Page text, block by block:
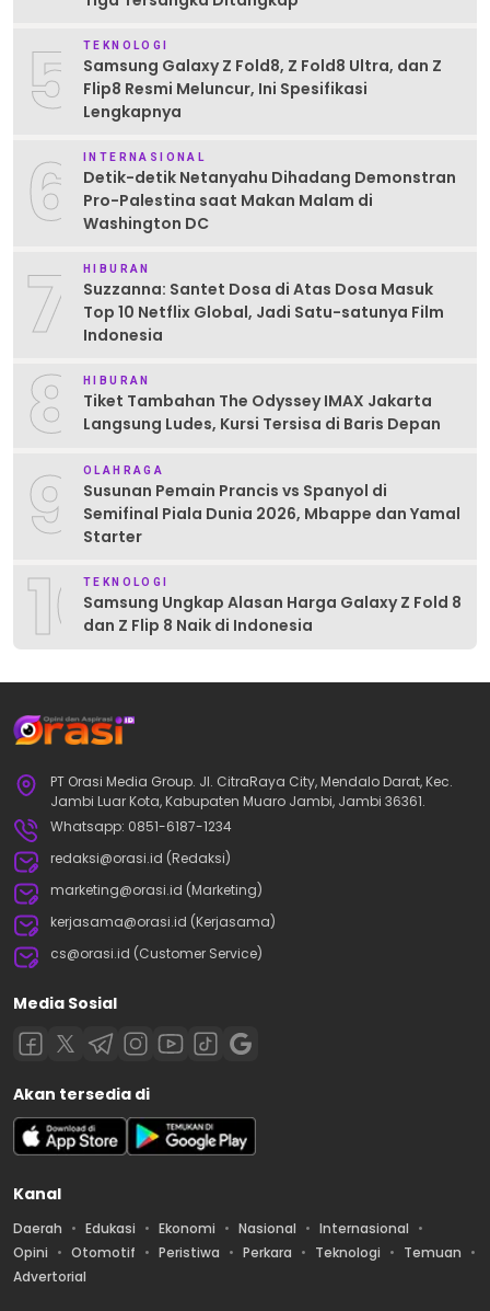
5 TEKNOLOGI
Samsung Galaxy Z Fold8, Z Fold8 Ultra, dan Z
Flip8 Resmi Meluncur, Ini Spesifikasi
Lengkapnya
6 INTERNASIONAL
Detik-detik Netanyahu Dihadang Demonstran
Pro-Palestina saat Makan Malam di
Washington DC
7 HIBURAN
Suzzanna: Santet Dosa di Atas Dosa Masuk
Top 10 Netflix Global, Jadi Satu-satunya Film
Indonesia
8 HIBURAN
Tiket Tambahan The Odyssey IMAX Jakarta
Langsung Ludes, Kursi Tersisa di Baris Depan
9 OLAHRAGA
Susunan Pemain Prancis vs Spanyol di
Semifinal Piala Dunia 2026, Mbappe dan Yamal
Starter
10TEKNOLOGI
Samsung Ungkap Alasan Harga Galaxy Z Fold 8
dan Z Flip 8 Naik di Indonesia
PT Orasi Media Group. Jl. CitraRaya City, Mendalo Darat, Kec.
Jambi Luar Kota, Kabupaten Muaro Jambi, Jambi 36361.
Whatsapp: 0851-6187-1234
redaksi@orasi.id (Redaksi)
marketing@orasi.id (Marketing)
kerjasama@orasi.id (Kerjasama)
cs@orasi.id (Customer Service)
Media Sosial
Akan tersedia di
Kanal
Daerah Edukasi Ekonomi Nasional
Internasional
Opini
Otomotif Peristiwa Perkara Teknologi
Temuan
Advertorial